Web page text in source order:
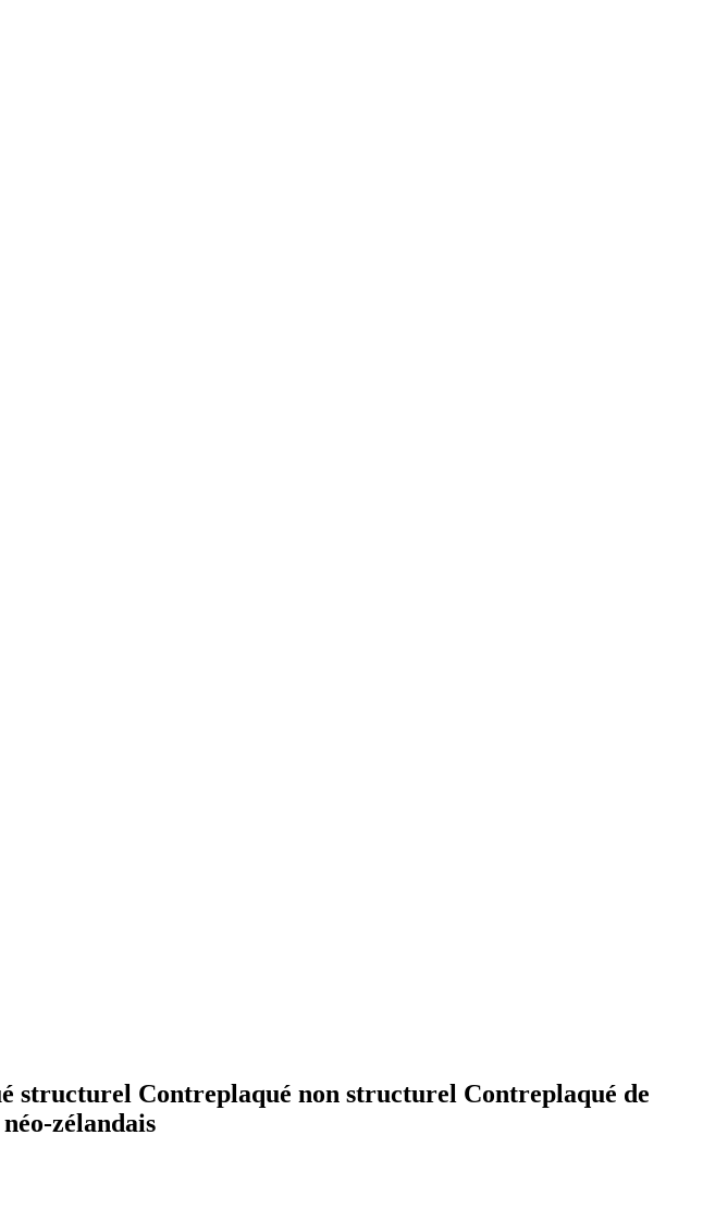
structurel Contreplaqué non structurel Contreplaqué de
zélandais